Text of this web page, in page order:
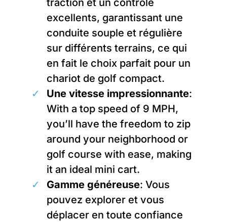
traction et un contrôle
excellents, garantissant une
conduite souple et régulière
sur différents terrains, ce qui
en fait le choix parfait pour un
chariot de golf compact.
Une vitesse impressionnante:
With a top speed of 9 MPH,
you’ll have the freedom to zip
around your neighborhood or
golf course with ease, making
it an ideal mini cart.
Gamme généreuse: Vous
pouvez explorer et vous
déplacer en toute confiance